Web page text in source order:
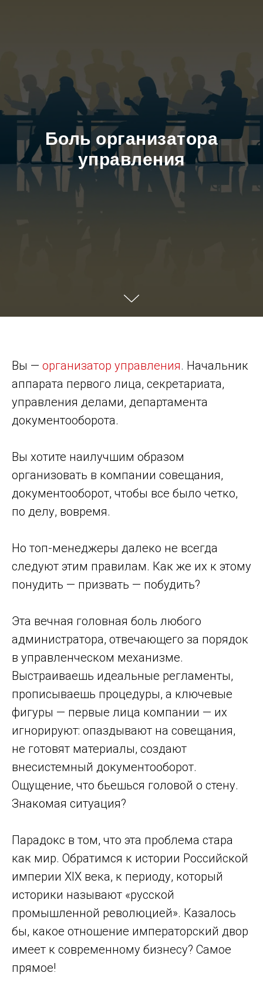
Боль организатора
управления
Вы — организатор управления. Начальник
аппарата первого лица, секретариата,
управления делами, департамента
документооборота.
Вы хотите наилучшим образом
организовать в компании совещания,
документооборот, чтобы все было четко,
по делу, вовремя.
Но топ-менеджеры далеко не всегда
следуют этим правилам. Как же их к этому
понудить — призвать — побудить?
Эта вечная головная боль любого
администратора, отвечающего за порядок
в управленческом механизме.
Выстраиваешь идеальные регламенты,
прописываешь процедуры, а ключевые
фигуры — первые лица компании — их
игнорируют: опаздывают на совещания,
не готовят материалы, создают
внесистемный документооборот.
Ощущение, что бьешься головой о стену.
Знакомая ситуация?
Парадокс в том, что эта проблема стара
как мир. Обратимся к истории Российской
империи XIX века, к периоду, который
историки называют «русской
промышленной революцией». Казалось
бы, какое отношение императорский двор
имеет к современному бизнесу? Самое
прямое!